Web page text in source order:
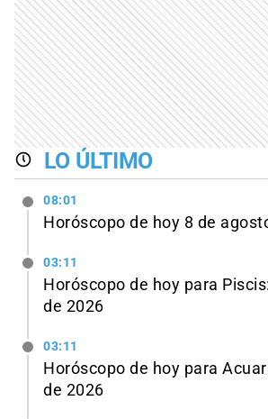
LO ÚLTIMO
08:01
Horóscopo de hoy 8 de
03:11
Horóscopo de hoy para
de 2026
03:11
Horóscopo de hoy para
de 2026